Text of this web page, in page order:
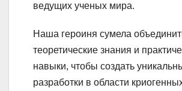
ведущих ученых мира.
Наша героиня сумела
теоретические знания и
навыки, чтобы создать
разработки в области